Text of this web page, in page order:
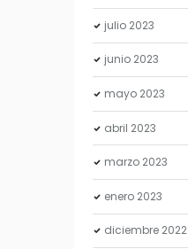
julio 2023
junio 2023
mayo 2023
abril 2023
marzo 2023
enero 2023
diciembre 2022